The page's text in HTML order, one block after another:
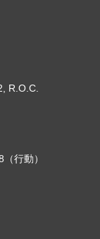
R.O.C.
行動）